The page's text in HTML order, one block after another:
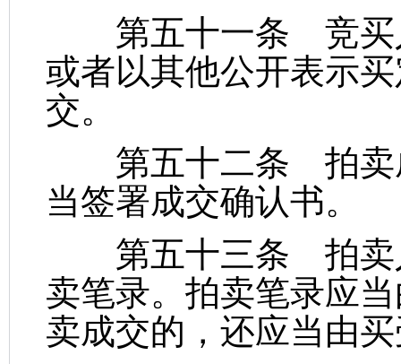
第五十一条 竞买
或者以其他公开表示
交。
第五十二条 拍卖
当签署成交确认书。
第五十三条 拍卖
卖笔录。拍卖笔录应
卖成交的，还应当由